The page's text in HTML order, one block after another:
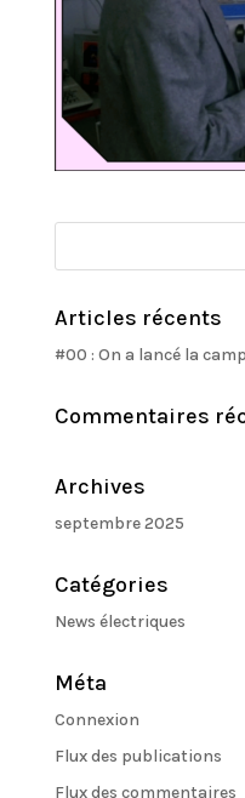
Articles récents
#00 : On a lancé la
Commentaires
Archives
septembre 2025
Catégories
News électriques
Méta
Connexion
Flux des publications
Flux des commentaires